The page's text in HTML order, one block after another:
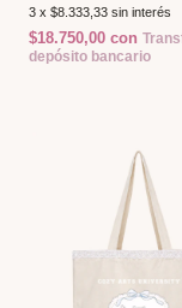
3 x $8.333,33 sin interés
$18.750,00 con
depósito bancario